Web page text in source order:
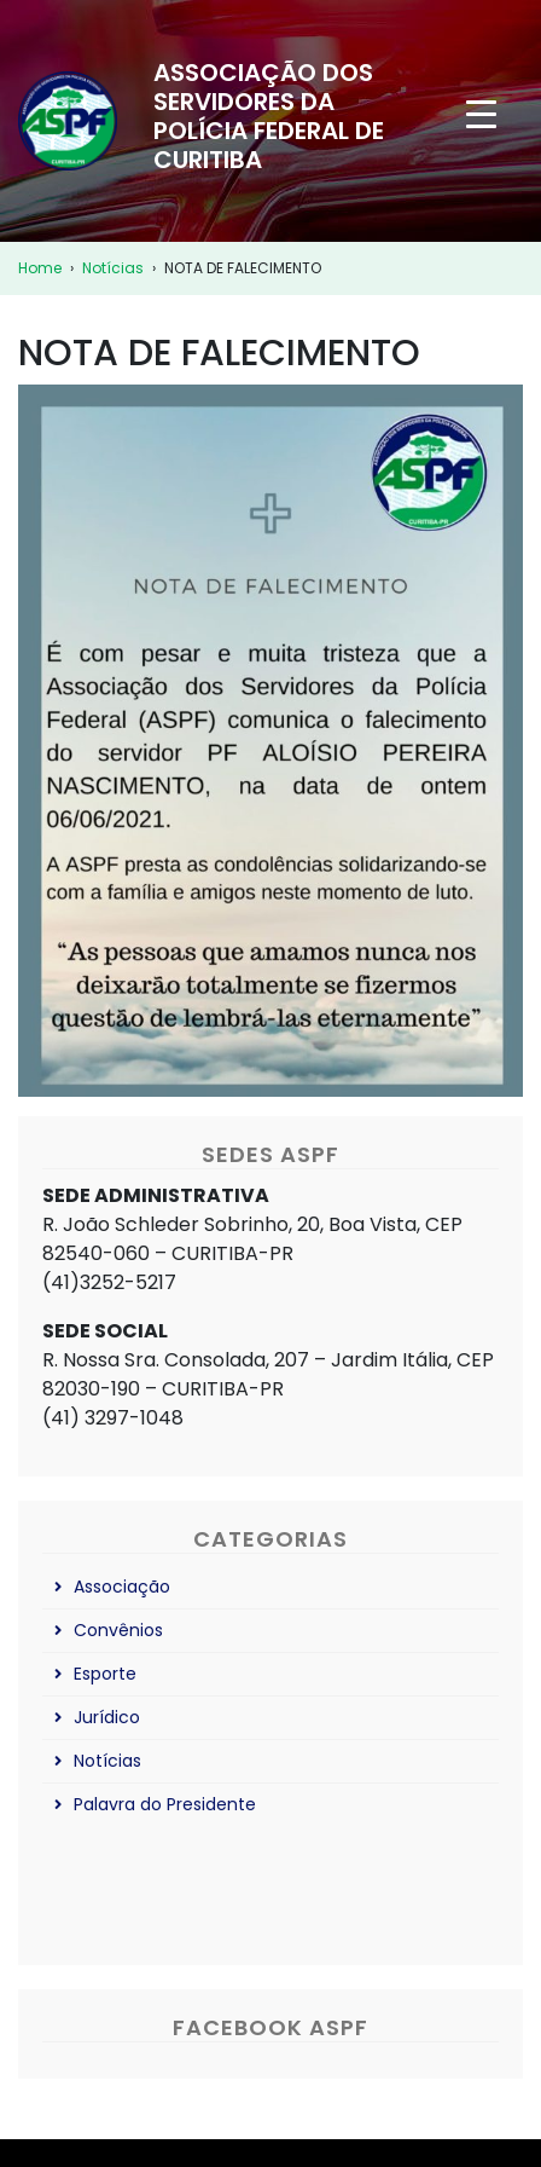
ASSOCIAÇÃO DOS
SERVIDORES DA
POLÍCIA FEDERAL DE
CURITIBA
Home › Notícias › NOTA DE FALECIMENTO
NOTA DE FALECIMENTO
SEDES ASPF
SEDE ADMINISTRATIVA
R. João Schleder Sobrinho, 20, Boa Vista, CEP
82540-060 – CURITIBA-PR
(41)3252-5217
SEDE SOCIAL
R. Nossa Sra. Consolada, 207 – Jardim Itália, CEP
82030-190 – CURITIBA-PR
(41) 3297-1048
CATEGORIAS
Associação
Convênios
Esporte
Jurídico
Notícias
Palavra do Presidente
FACEBOOK ASPF